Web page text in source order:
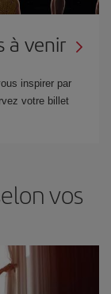
à venir
inspirer par
votre billet
vos